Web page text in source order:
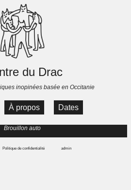
du Drac
inopinées basée en Occitanie
À propos Dates
Brouillon auto
Politique de confidentialité admin